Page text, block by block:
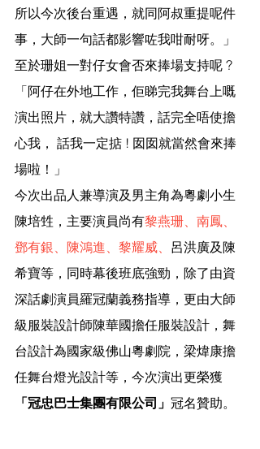
所以今次後台重遇，就同阿叔重提呢件
事，大師一句話都影響咗我咁耐呀。」
至於珊姐一對仔女會否來捧場支持呢 ?
「阿仔在外地工作，佢睇完我舞台上嘅
演出照片，就大讚特讚，話完全唔使擔
心我， 話我一定掂 ! 囡囡就當然會來捧
場啦！」
今次出品人兼導演及男主角為粵劇小生
陳培甡，主要演員尚有黎燕珊、南鳳、
鄧有銀、陳鴻進、 黎耀威、 呂洪廣及陳
希寶等，同時幕後班底強勁，除了由資
深話劇演員羅冠蘭義務指導，更由大師
級服裝設計師陳華國擔任服裝設計，舞
台設計為國家級佛山粵劇院，梁煒康擔
任舞台燈光設計等，今次演出更榮獲
「冠忠巴士集團有限公司」 冠名贊助。